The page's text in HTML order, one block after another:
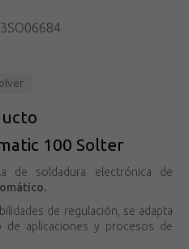
100 Solter
de soldadura electrónica de
de regulación, se adapta
aplicaciones y procesos de